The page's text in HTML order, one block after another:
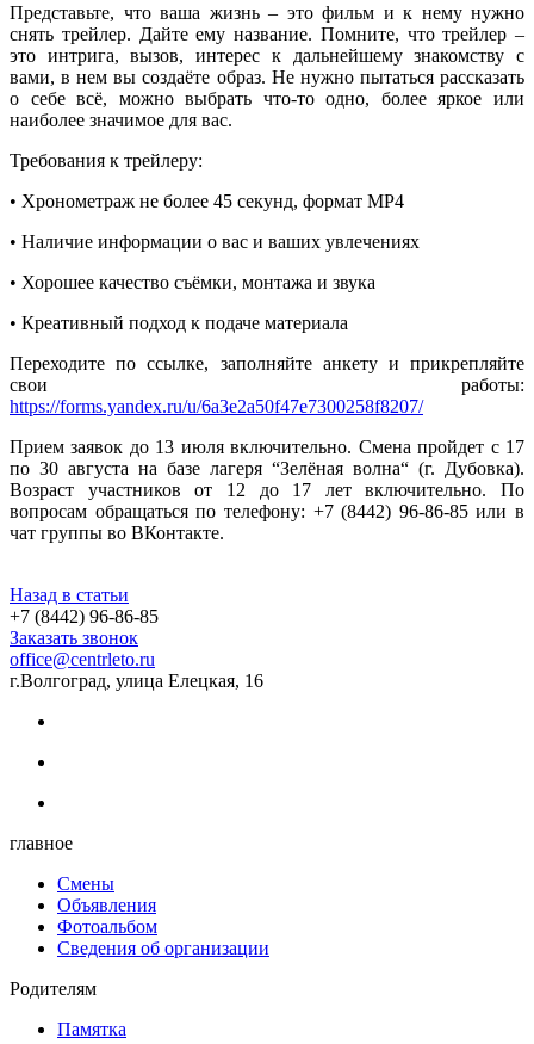
Представьте, что ваша жизнь – это фильм и к нему нужно
снять трейлер. Дайте ему название. Помните, что трейлер –
это интрига, вызов, интерес к дальнейшему знакомству с
вами, в нем вы создаёте образ. Не нужно пытаться рассказать
о себе всё, можно выбрать что-то одно, более яркое или
наиболее значимое для вас.
Требования к трейлеру:
• Хронометраж не более 45 секунд, формат MP4
• Наличие информации о вас и ваших увлечениях
• Хорошее качество съёмки, монтажа и звука
• Креативный подход к подаче материала
Переходите по ссылке, заполняйте анкету и прикрепляйте
свои работы:
https://forms.yandex.ru/u/6a3e2a50f47e7300258f8207/
Прием заявок до 13 июля включительно. Смена пройдет с 17
по 30 августа на базе лагеря “Зелёная волна“ (г. Дубовка).
Возраст участников от 12 до 17 лет включительно. По
вопросам обращаться по телефону: +7 (8442) 96-86-85 или в
чат группы во ВКонтакте.
Назад в статьи
+7 (8442) 96-86-85
Заказать звонок
office@centrleto.ru
г.Волгоград, улица Елецкая, 16
главное
Смены
Объявления
Фотоальбом
Сведения об организации
Родителям
Памятка